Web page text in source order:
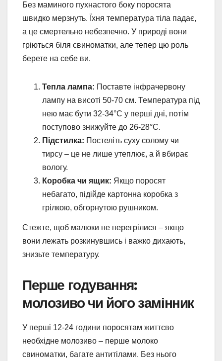
Без маминого пухнастого боку поросята
швидко мерзнуть. Їхня температура тіла падає,
а це смертельно небезпечно. У природі вони
гріються біля свиноматки, але тепер цю роль
берете на себе ви.
Тепла лампа: Поставте інфрачервону
лампу на висоті 50-70 см. Температура під
нею має бути 32-34°C у перші дні, потім
поступово знижуйте до 26-28°C.
Підстилка: Постеліть суху солому чи
тирсу – це не лише утеплює, а й вбирає
вологу.
Коробка чи ящик: Якщо поросят
небагато, підійде картонна коробка з
грілкою, обгорнутою рушником.
Стежте, щоб малюки не перегрілися – якщо
вони лежать розкинувшись і важко дихають,
знизьте температуру.
Перше годування:
молозиво чи його замінник
У перші 12-24 години поросятам життєво
необхідне молозиво – перше молоко
свиноматки, багате антитілами. Без нього